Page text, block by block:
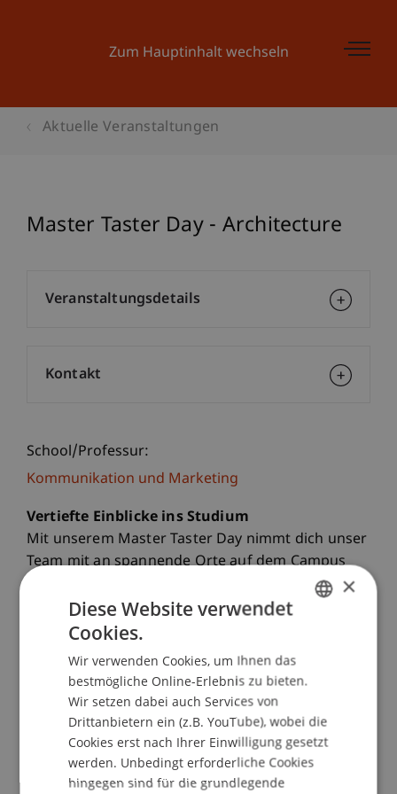
Zum Hauptinhalt wechseln
Aktuelle Veranstaltungen
Master Taster Day - Architecture
School/Professur:
Kommunikation und Marketing
Vertiefte Einblicke ins Studium
Mit unserem Master Taster Day nimmt dich unser
Team mit an spannende Orte auf dem Campus
Liechtenstein sowie den Masterstudiengang.
In Vorlesungen und Workshops Lab lernst du die
praktische Seite des Studiums kennen.
Master's Taster Day - fixe Daten
Architecture
PROGRAMM
Veranstaltungsdetails
Kontakt
×
Diese Website verwendet
Cookies.
Wir verwenden Cookies, um Ihnen das
bestmögliche Online-Erlebnis zu bieten.
Wir setzen dabei auch Services von
Drittanbietern ein (z.B. YouTube), wobei die
Cookies erst nach Ihrer Einwilligung gesetzt
werden. Unbedingt erforderliche Cookies
hingegen sind für die grundlegende